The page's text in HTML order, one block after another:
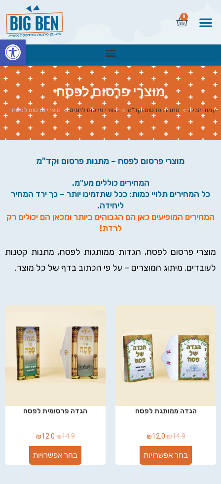
0
מוצרי פרסום לפסח
עמוד הבית > מתנות פרסום וקד"מ > מוצרי פרסום לחגים > מוצרי פרסום לפסח
מוצרי פרסום לפסח – מתנות פרסום וקד"מ
המחירים כוללים מע"מ.
כל המחירים תלויי כמות: ככל שתזמינו יותר – כך ירד המחיר
ליחידה.
המחירים המופיעים כאן הם הגבוהים ביותר ומכאן הם יכולים רק
לרדת!
מוצרי פרסום לפסח, הגדות ממותגות לפסח, מתנות קטנות
לעובדים. מיתוג המוצרים – על פי הכתוב בדף של כל מוצר.
הגדה ממותגת לפסח
₪14.9
₪12.0
בחר אפשרויות
הגדה פרסומית לפסח
₪14.9
₪12.0
בחר אפשרויות